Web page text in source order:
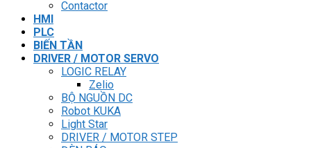
Contactor
HMI
PLC
BIẾN TẦN
DRIVER / MOTOR SERVO
LOGIC RELAY
Zelio
BỘ NGUỒN DC
Robot KUKA
Light Star
DRIVER / MOTOR STEP